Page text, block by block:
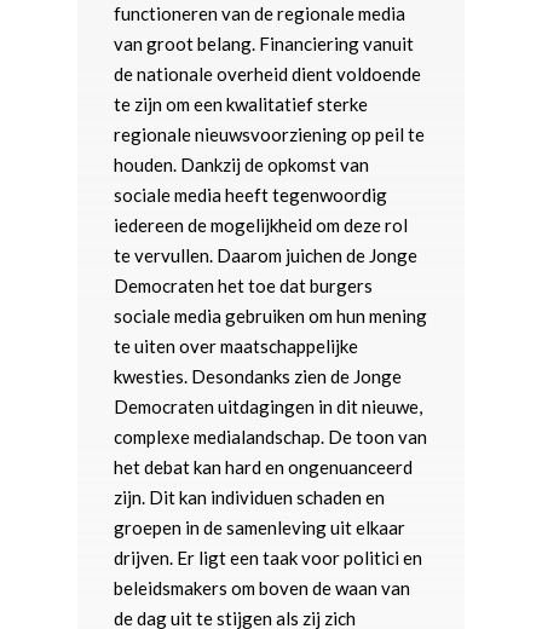
functioneren van de regionale media
van groot belang. Financiering vanuit
de nationale overheid dient voldoende
te zijn om een kwalitatief sterke
regionale nieuwsvoorziening op peil te
houden. Dankzij de opkomst van
sociale media heeft tegenwoordig
iedereen de mogelijkheid om deze rol
te vervullen. Daarom juichen de Jonge
Democraten het toe dat burgers
sociale media gebruiken om hun mening
te uiten over maatschappelijke
kwesties. Desondanks zien de Jonge
Democraten uitdagingen in dit nieuwe,
complexe medialandschap. De toon van
het debat kan hard en ongenuanceerd
zijn. Dit kan individuen schaden en
groepen in de samenleving uit elkaar
drijven. Er ligt een taak voor politici en
beleidsmakers om boven de waan van
de dag uit te stijgen als zij zich